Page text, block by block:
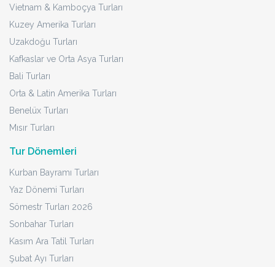
Vietnam & Kamboçya Turları
Kuzey Amerika Turları
Uzakdoğu Turları
Kafkaslar ve Orta Asya Turları
Bali Turları
Orta & Latin Amerika Turları
Benelüx Turları
Mısır Turları
Tur Dönemleri
Kurban Bayramı Turları
Yaz Dönemi Turları
Sömestr Turları 2026
Sonbahar Turları
Kasım Ara Tatil Turları
Şubat Ayı Turları